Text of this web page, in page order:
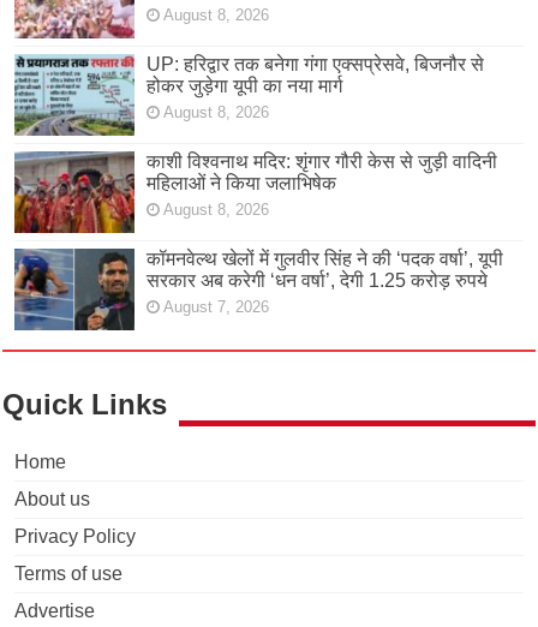
August 8, 2026
UP: हरिद्वार तक बनेगा गंगा एक्सप्रेसवे, बिजनौर से
होकर जुड़ेगा यूपी का नया मार्ग
August 8, 2026
काशी विश्वनाथ मदिर: शृंगार गौरी केस से जुड़ी वादिनी
महिलाओं ने किया जलाभिषेक
August 8, 2026
कॉमनवेल्थ खेलों में गुलवीर सिंह ने की ‘पदक वर्षा’, यूपी
सरकार अब करेगी ‘धन वर्षा’, देगी 1.25 करोड़ रुपये
August 7, 2026
Quick Links
Home
About us
Privacy Policy
Terms of use
Advertise